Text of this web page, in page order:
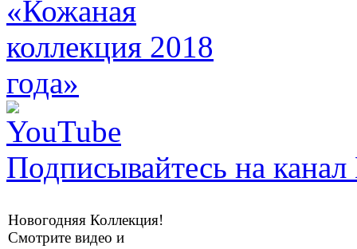
Подписывайтесь на
Новогодняя Коллекция!
Смотрите видео и